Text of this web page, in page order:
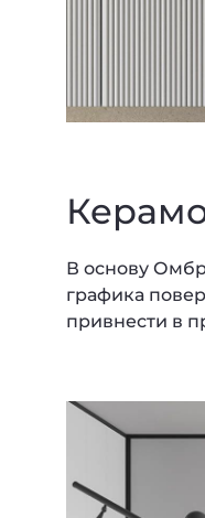
В основу
графика
привнести в